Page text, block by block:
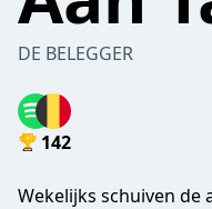
DE BELEGGER
142
Wekelijks schuiven de